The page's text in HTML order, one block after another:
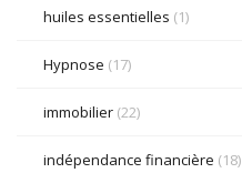
huiles essentielles (1)
Hypnose (17)
immobilier(22)
indépendance financière (18)